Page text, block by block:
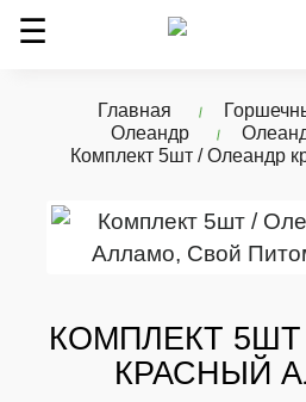
Главная
Олеандр
Комплект 5шт / Олеандр
КОМПЛЕКТ
КРАСНЫЙ